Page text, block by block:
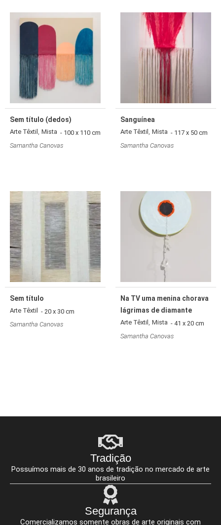
Sem título (dedos)
Arte Têxtil , Mista - 100 x 110 cm
Samantha Canovas
Sanguínea
Arte Têxtil , Mista - 117 x 50 cm
Samantha Canovas
Sem título
Arte Têxtil - 20 x 30 cm
Samantha Canovas
Na TV uma menina chorava
lágrimas de diamante
Arte Têxtil , Mista - 41 x 20 cm
Samantha Canovas
Tradição
Possuímos mais de 30 anos de tradição no mercado de arte
brasileiro
Segurança
Comercializamos somente obras de arte originais com